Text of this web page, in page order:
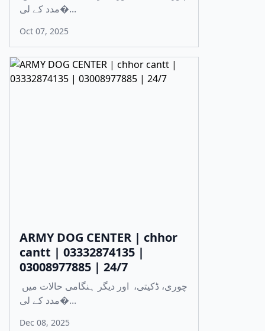
مدد کے لی�...
Oct 07, 2025
ARMY DOG CENTER | chhor
cantt | 03332874135 |
03008977885 | 24/7
مدد کے لی�...
Dec 08, 2025